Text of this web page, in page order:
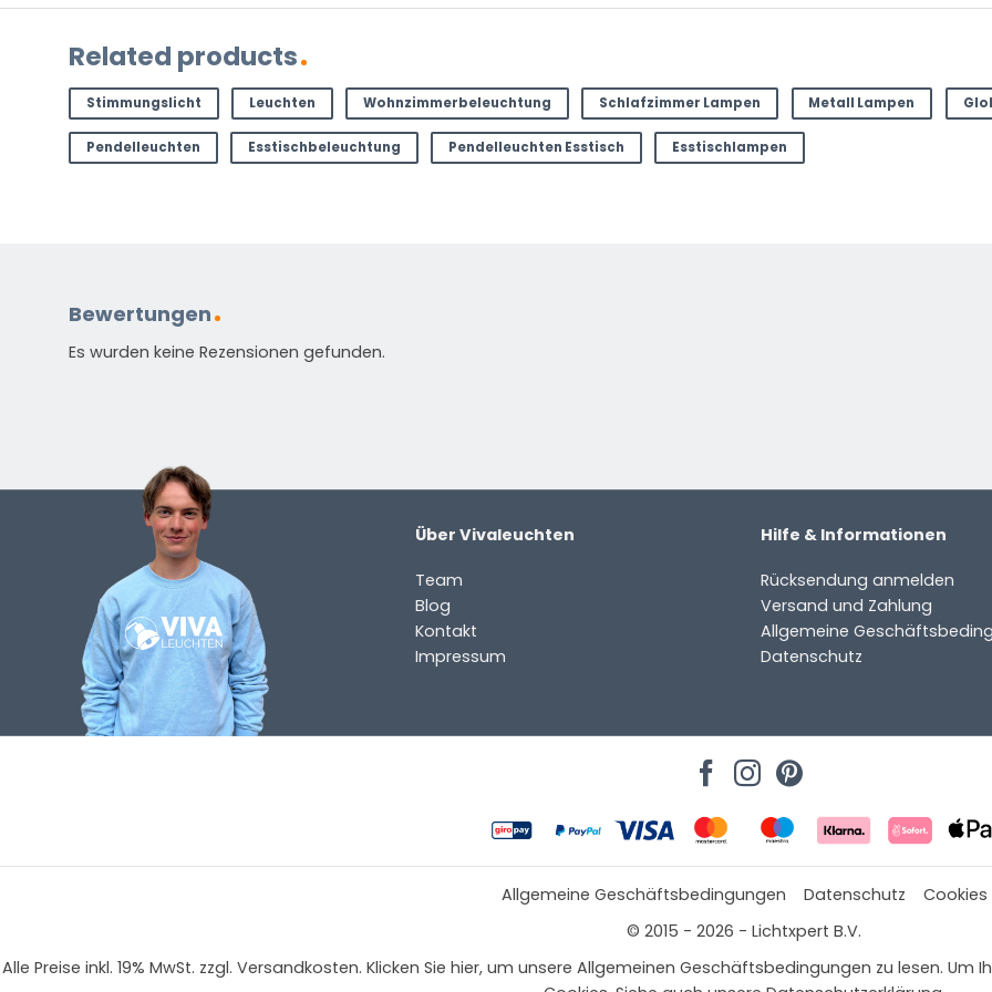
Related products
Stimmungslicht Leuchten Wohnzimmerbeleuchtung Schlafzimmer Lampen Metall Lampen
Pendelleuchten Esstischbeleuchtung Pendelleuchten Esstisch Esstischlampen
Bewertungen
Es wurden keine Rezensionen gefunden.
Über Vivaleuchten
Team
Blog
Kontakt
Impressum
Hilfe & Informationen
Rücksendung anmelden
Versand und Zahlung
Allgemeine
Datenschutz
Allgemeine Geschäftsbedingungen Datenschutz
Cookies
© 2015 - 2026 - Lichtxpert B.V.
Alle Preise inkl. 19% MwSt. zzgl. Versandkosten. Klicken Sie hier, um unsere Allgemeinen Geschäftsbedingungen zu lesen.